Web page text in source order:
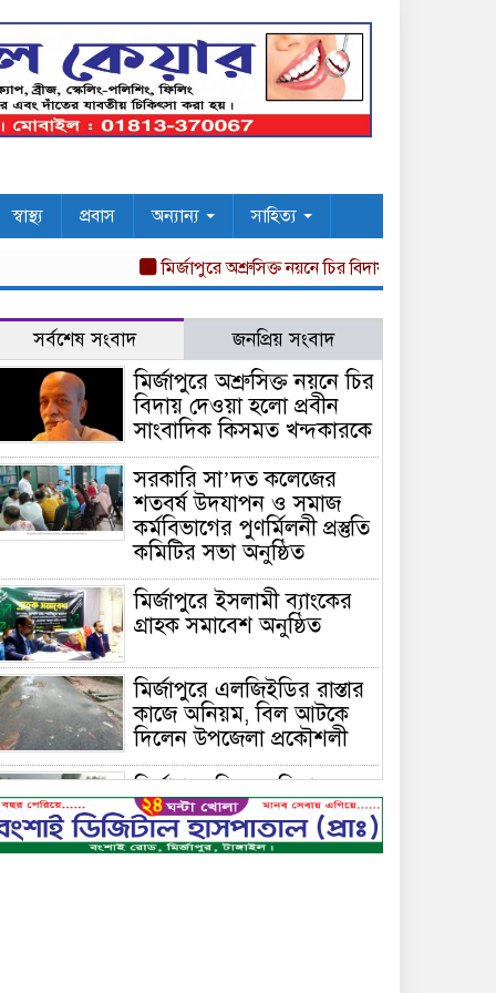
স্বাস্থ্য প্রবাস অন্যান্য সাহিত্য
মির্জাপুরে অশ্রুসিক্ত নয়নে চির বিদায় দেওয়া হলো প্রবীন
সর্বশেষ সংবাদ জনপ্রিয় সংবাদ
মির্জাপুরে অশ্রুসিক্ত নয়নে চির
বিদায় দেওয়া হলো প্রবীন
সাংবাদিক কিসমত খন্দকারকে
সরকারি সা’দত কলেজের
শতবর্ষ উদযাপন ও সমাজ
কর্মবিভাগের পুণর্মিলনী প্রস্তুতি
কমিটির সভা অনুষ্ঠিত
মির্জাপুরে ইসলামী ব্যাংকের
গ্রাহক সমাবেশ অনুষ্ঠিত
মির্জাপুরে এলজিইডির রাস্তার
কাজে অনিয়ম, বিল আটকে
দিলেন উপজেলা প্রকৌশলী
মির্জাপুরে বিলে অভিযান,
অবৈধ চায়না দুয়ারি জাল
ধ্বংস